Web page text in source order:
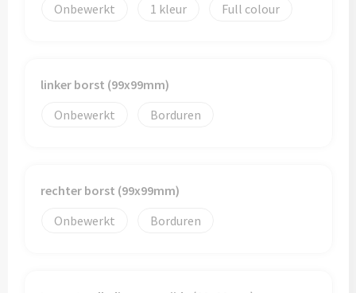
Onbewerkt
1 Full colour
linker borst (99x99mm)
Onbewerkt
Borduren
rechter borst (99x99mm)
Onbewerkt
Borduren